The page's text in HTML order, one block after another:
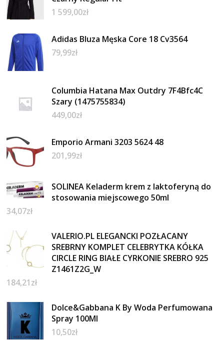
1 599,00zł
Adidas Bluza Męska Core 18 Cv3564
79,99zł
Columbia Hatana Max Outdry 7F4Bfc4C
Szary (1475755834)
449,00zł
Emporio Armani 3203 5624 48
201,99zł
SOLINEA Keladerm krem z laktoferyną do
stosowania miejscowego 50ml
34,07zł
VALERIO.PL ELEGANCKI POZŁACANY
SREBRNY KOMPLET CELEBRYTKA KÓŁKA
CIRCLE RING BIAŁE CYRKONIE SREBRO 925
Z1461Z2G_W
184,21zł
Dolce&Gabbana K By Woda Perfumowana
Spray 100Ml
10,50zł